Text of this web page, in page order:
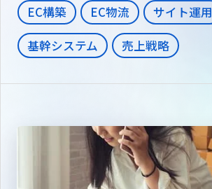
EC構築
EC物流 サイト運用
基幹システム
売上戦略